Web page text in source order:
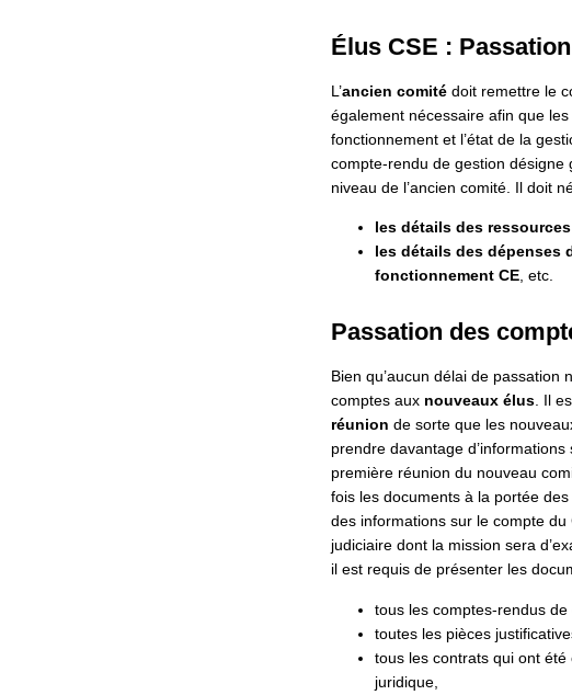
Élus CSE :
L’ancien comitédoit remettre le
également nécessaire afin que
fonctionnement et l’état de la
compte-rendu de gestion désigne
niveau de l’ancien comité. Il doit
les détails des ressources
les détails des dépenses
fonctionnement CE, etc.
Passation des
Bien qu’aucun délai de passation
comptes aux nouveaux élus. Il
réunion de sorte que les
prendre davantage
première réunion du nouveau
fois les documents à la portée
des informations sur le compte
judiciaire dont la mission sera
il est requis de présenter les
tous les comptes-rendus de
toutes les pièces
tous les contrats qui ont
juridique,